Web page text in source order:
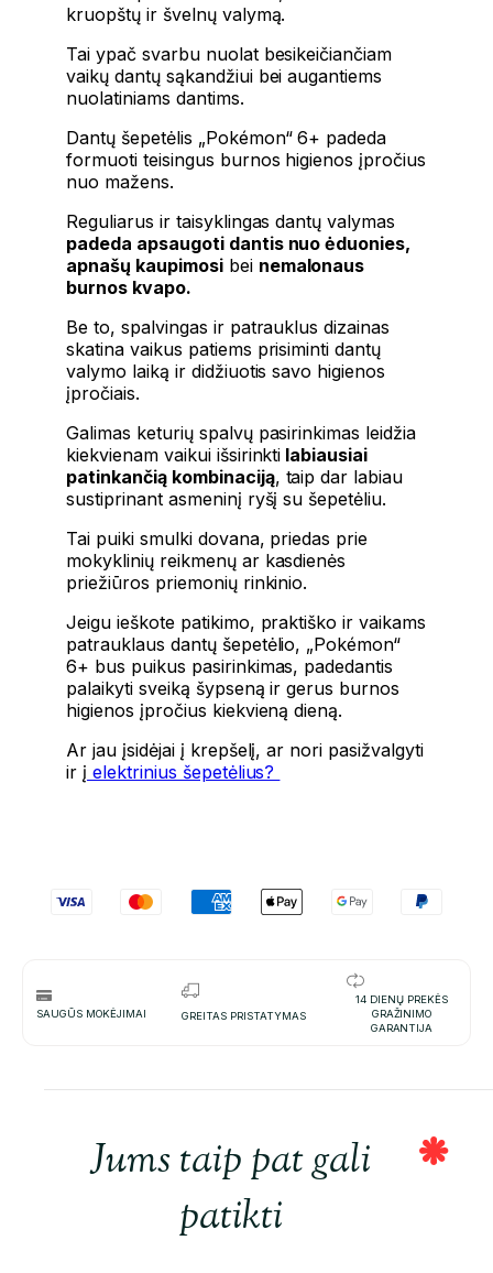
kruopštų ir švelnų valymą.
Tai ypač svarbu nuolat besikeičiančiam
vaikų dantų sąkandžiui bei augantiems
nuolatiniams dantims.
Dantų šepetėlis „Pokémon“ 6+ padeda
formuoti teisingus burnos higienos įpročius
nuo mažens.
Reguliarus ir taisyklingas dantų valymas
padeda apsaugoti dantis nuo ėduonies,
apnašų kaupimosibei nemalonaus
burnos kvapo.
Be to, spalvingas ir patrauklus dizainas
skatina vaikus patiems prisiminti dantų
valymo laiką ir didžiuotis savo higienos
įpročiais.
Galimas keturių spalvų pasirinkimas leidžia
kiekvienam vaikui išsirinkti labiausiai
patinkančią kombinaciją, taip dar labiau
sustiprinant asmeninį ryšį su šepetėliu.
Tai puiki smulki dovana, priedas prie
mokyklinių reikmenų ar kasdienės
priežiūros priemonių rinkinio.
Jeigu ieškote patikimo, praktiško ir vaikams
patrauklaus dantų šepetėlio, „Pokémon“
6+ bus puikus pasirinkimas, padedantis
palaikyti sveiką šypseną ir gerus burnos
higienos įpročius kiekvieną dieną.
Ar jau įsidėjai į krepšelį, ar nori pasižvalgyti
ir į elektrinius šepetėlius?
SAUGŪS MOKĖJIMAI GREITAS PRISTATYMAS
14 DIENŲ PREKĖS
GRAŽINIMO
GARANTIJA
Jums taip pat gali
patikti